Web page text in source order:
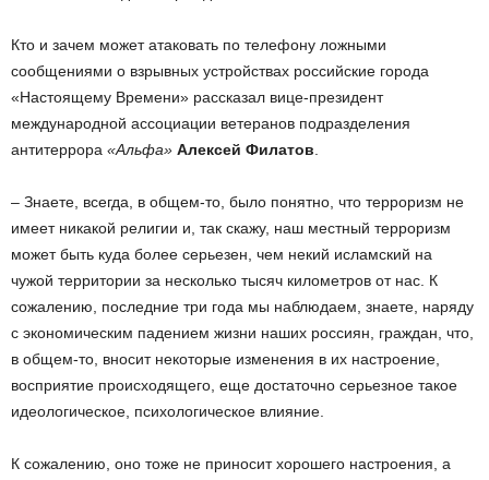
Кто и зачем может атаковать по телефону ложными
сообщениями о взрывных устройствах российские города
«Настоящему Времени» рассказал вице-президент
международной ассоциации ветеранов подразделения
антитеррора «Альфа» Алексей Филатов
– Знаете, всегда, в общем-то, было понятно, что терроризм не
имеет никакой религии и, так скажу, наш местный терроризм
может быть куда более серьезен, чем некий исламский на
чужой территории за несколько тысяч километров от нас. К
сожалению, последние три года мы наблюдаем, знаете, наряду
с экономическим падением жизни наших россиян, граждан, что,
в общем-то, вносит некоторые изменения в их настроение,
восприятие происходящего, еще достаточно серьезное такое
идеологическое, психологическое влияние.
К сожалению, оно тоже не приносит хорошего настроения, а